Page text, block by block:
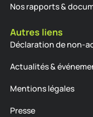
Nos rapports &
Autres liens
Déclaration de non-
Actualités &
Mentions légales
Presse